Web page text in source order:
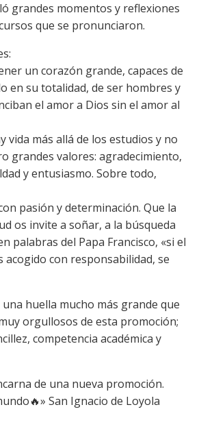
grandes momentos y reflexiones
que se pronunciaron.
un corazón grande, capaces de
en su totalidad, de ser hombres y
el amor a Dios sin el amor al
vida más allá de los estudios y no
grandes valores: agradecimiento,
y entusiasmo. Sobre todo,
pasión y determinación. Que la
os invite a soñar, a la búsqueda
palabras del Papa Francisco, «si el
acogido con responsabilidad, se
una huella mucho más grande que
orgullosos de esta promoción;
competencia académica y
de una nueva promoción.
San Ignacio de Loyola